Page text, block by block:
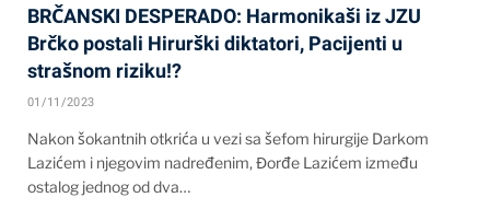
BRČANSKI DESPERADO: Harmonikaši iz JZU
Brčko postali Hirurški diktatori, Pacijenti u
strašnom riziku!?
01/11/2023
Nakon šokantnih otkrića u vezi sa šefom hirurgije Darkom
Lazićem i njegovim nadređenim, Đorđe Lazićem između
ostalog jednog od dva…